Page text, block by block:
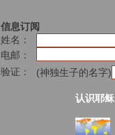
信息订阅
姓名：
电邮：
验证：
(神独生子的名字)
认识耶稣